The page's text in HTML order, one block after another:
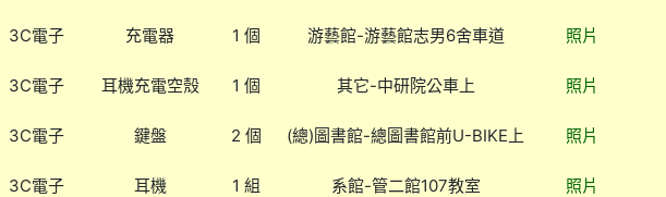
3C電子 充電器 1 個 游藝館-游藝館志男6舍車道 照片
3C電子 耳機充電空殼 1 個 其它-中研院公車上 照片
3C電子 鍵盤 2 個 (總)圖書館-總圖書館前U-BIKE上 照片
3C電子 耳機 1 組 系館-管二館107教室 照片